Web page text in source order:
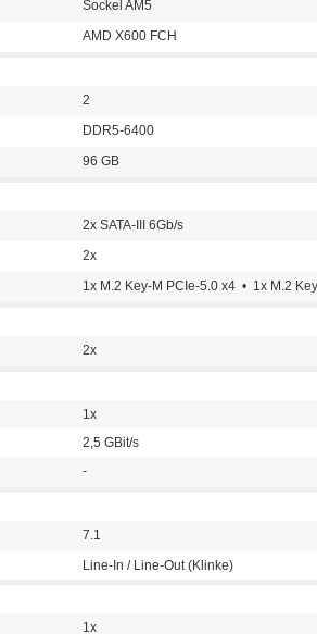
Sockel AM5
AMD X600 FCH
2
DDR5-6400
96 GB
2x SATA-III 6Gb/s
2x
1x M.2 Key-M PCIe-5.0 x4 • 1x M.2
2x
1x
2,5 GBit/s
-
7.1
Line-In / Line-Out (Klinke)
1x